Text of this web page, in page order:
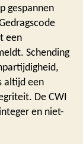
gespannen
een
Schending
altijd een
De CWI
en niet-